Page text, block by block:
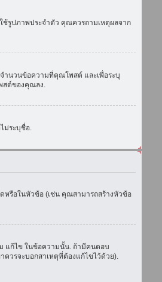
ช้รูปภาพประจำตัว คุณควรถามเหตุผลจาก
ำนวนข้อความที่คุณโพสต์ และเพื่อระบุ
สต์ของคุณลง.
ม่ระบุชื่อ.
รือในหัวข้อ (เช่น คุณสามารถสร้างหัวข้อ
แก้ไข ในข้อความนั้น. ถ้ามีคนตอบ
วรจะบอกสาเหตุที่ต้องแก้ไขไว้ด้วย).